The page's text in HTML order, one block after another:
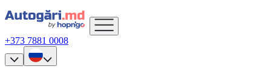
+373 7881 0008